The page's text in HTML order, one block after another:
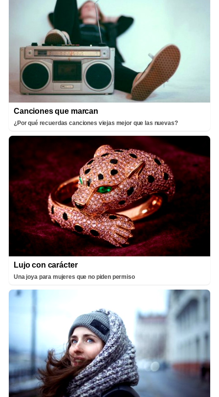
Canciones que marcan
¿Por qué recuerdas canciones viejas mejor que las nuevas?
Lujo con carácter
Una joya para mujeres que no piden permiso